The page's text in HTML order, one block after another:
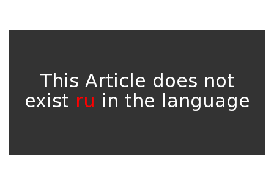
This Article does not
exist ru in the language